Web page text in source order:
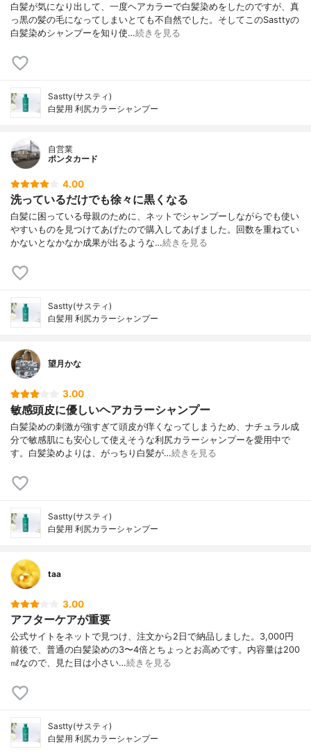
白髪が気になり出して、一度ヘアカラーで白髪染めをしたのですが、真
っ黒の髪の毛になってしまいとても不自然でした。そしてこのSasttyの
白髪染めシャンプーを知り使…続きを見る
Sastty(サスティ)
白髪用 利尻カラーシャンプー
自営業
ポンタカード
4.00
洗っているだけでも徐々に黒くなる
白髪に困っている母親のために、ネットでシャンプーしながらでも使い
やすいものを見つけてあげたので購入してあげました。回数を重ねてい
かないとなかなか成果が出るような…続きを見る
Sastty(サスティ)
白髪用 利尻カラーシャンプー
望月かな
3.00
敏感頭皮に優しいヘアカラーシャンプー
白髪染めの刺激が強すぎて頭皮が痒くなってしまうため、ナチュラル成
分で敏感肌にも安心して使えそうな利尻カラーシャンプーを愛用中で
す。白髪染めよりは、がっちり白髪が…続きを見る
Sastty(サスティ)
白髪用 利尻カラーシャンプー
taa
3.00
アフターケアが重要
公式サイトをネットで見つけ、注文から2日で納品しました。3,000円
前後で、普通の白髪染めの3〜4倍とちょっとお高めです。内容量は200
㎖なので、見た目は小さい…続きを見る
Sastty(サスティ)
白髪用 利尻カラーシャンプー